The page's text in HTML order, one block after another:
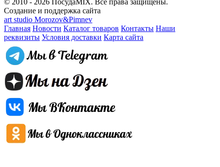
Создание и поддержка сайта
art studio Morozov&Pimnev
Главная Новости Каталог товаров Контакты Наши
реквизиты Условия доставки Карта сайта